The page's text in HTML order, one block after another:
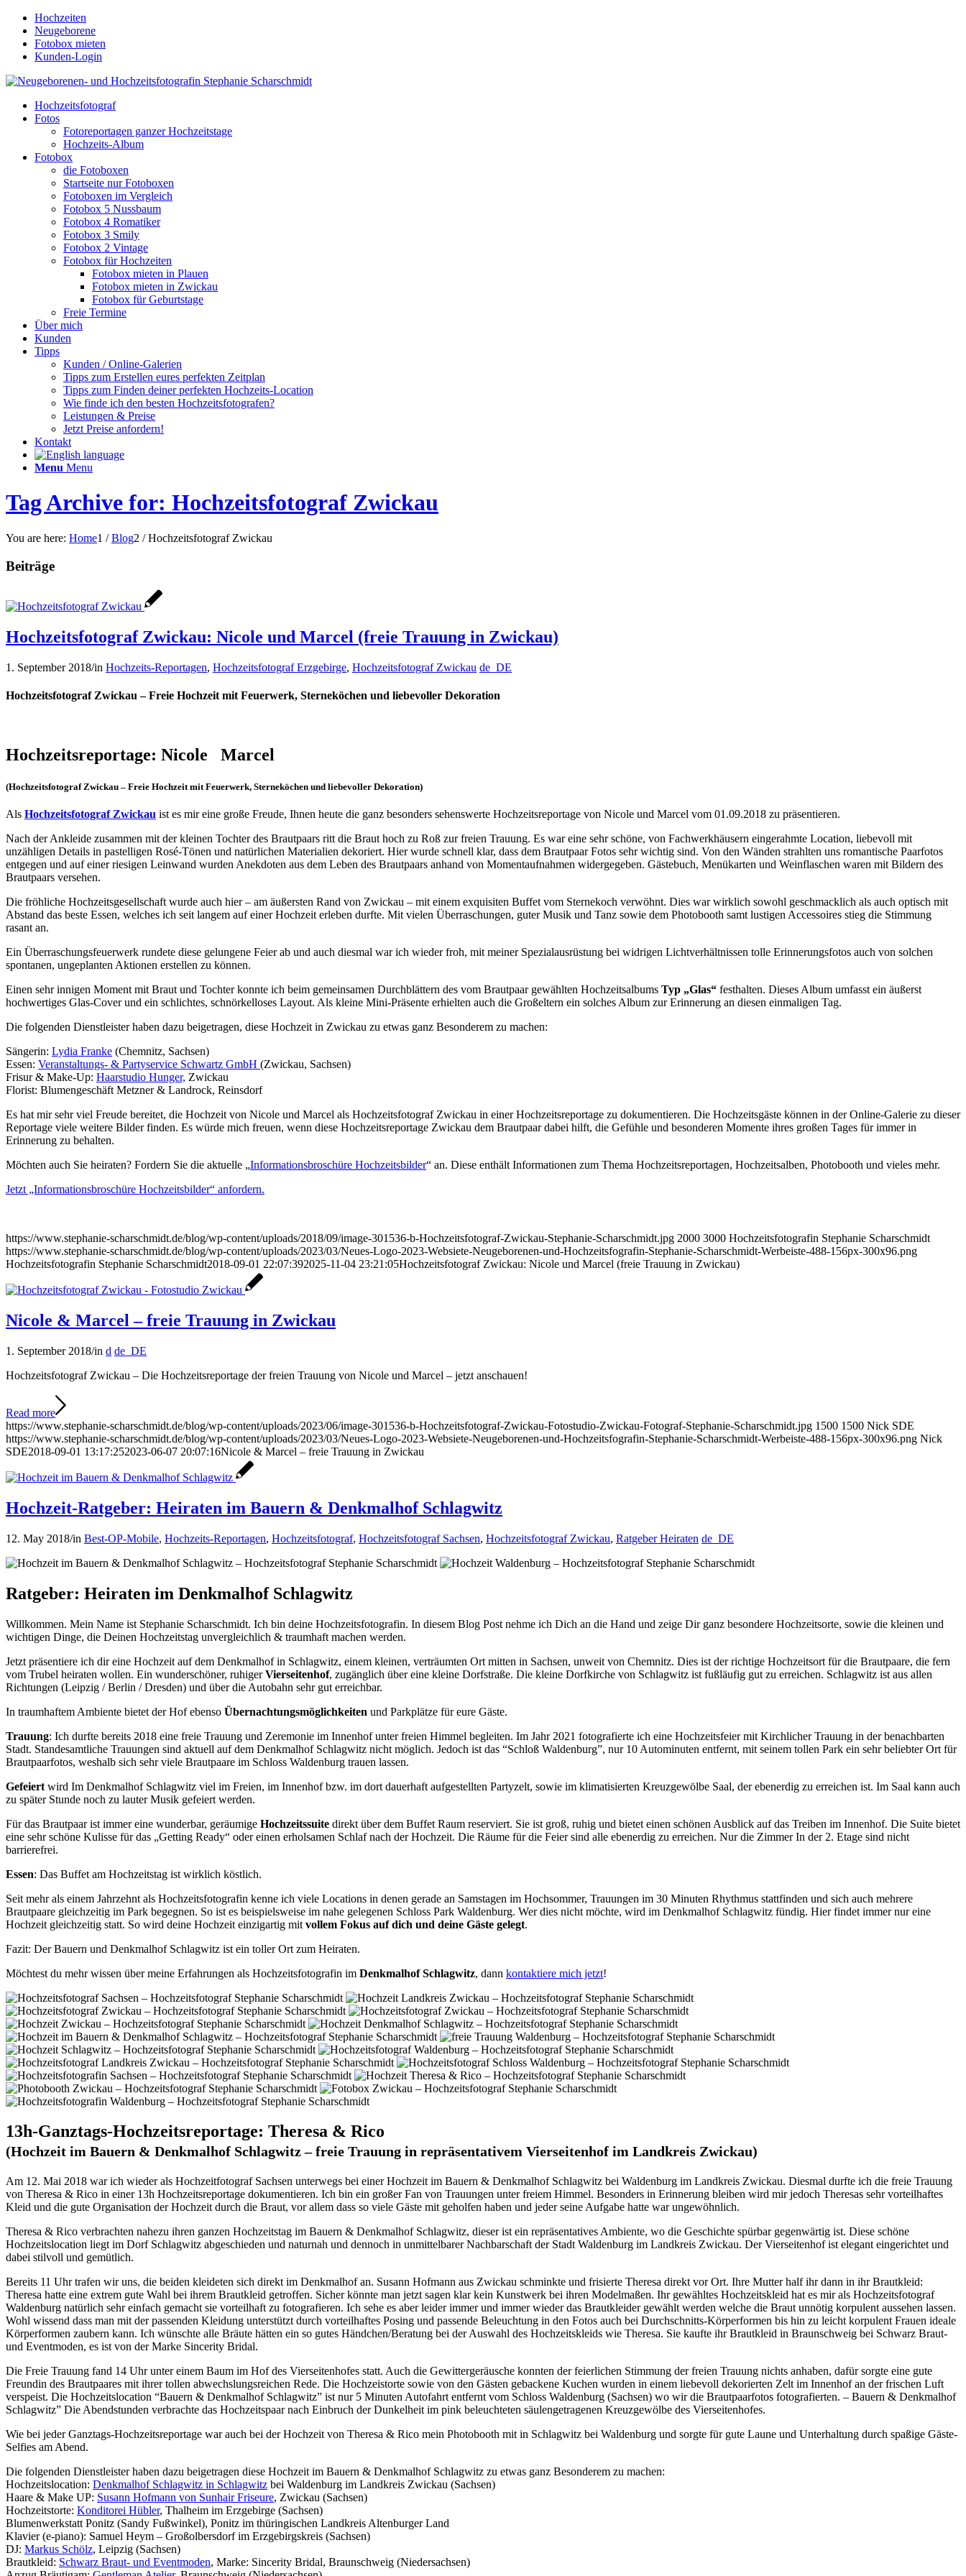
Hochzeiten
Neugeborene
Fotobox mieten
Kunden-Login
Hochzeitsfotograf
Fotos
Fotoreportagen ganzer Hochzeitstage
Hochzeits-Album
Fotobox
die Fotoboxen
Startseite nur Fotoboxen
Fotoboxen im Vergleich
Fotobox 5 Nussbaum
Fotobox 4 Romatiker
Fotobox 3 Smily
Fotobox 2 Vintage
Fotobox für Hochzeiten
Fotobox mieten in Plauen
Fotobox mieten in Zwickau
Fotobox für Geburtstage
Freie Termine
Über mich
Kunden
Tipps
Kunden / Online-Galerien
Tipps zum Erstellen eures perfekten Zeitplan
Tipps zum Finden deiner perfekten Hochzeits-Location
Wie finde ich den besten Hochzeitsfotografen?
Leistungen & Preise
Jetzt Preise anfordern!
Kontakt
Menu Menu
Tag Archive for: Hochzeitsfotograf Zwickau
You are here: Home1 / Blog2 / Hochzeitsfotograf Zwickau
Beiträge
Hochzeitsfotograf Zwickau: Nicole und Marcel (freie Trauung in Zwickau)
1. September 2018/in Hochzeits-Reportagen, Hochzeitsfotograf Erzgebirge, Hochzeitsfotograf Zwickau de_DE
Hochzeitsfotograf Zwickau – Freie Hochzeit mit Feuerwerk, Sterneköchen und liebevoller Dekoration
Hochzeitsreportage: Nicole Marcel
(Hochzeitsfotograf Zwickau – Freie Hochzeit mit Feuerwerk, Sterneköchen und liebevoller Dekoration)
Als Hochzeitsfotograf Zwickau ist es mir eine große Freude, Ihnen heute die ganz besonders sehenswerte Hochzeitsreportage von Nicole und Marcel vom 01.09.2018 zu präsentieren.
Nach der Ankleide zusammen mit der kleinen Tochter des Brautpaars ritt die Braut hoch zu Roß zur freien Trauung. Es war eine sehr schöne, von Fachwerkhäusern eingerahmte Location, liebevoll mit
unzähligen Details in pastelligen Rosé-Tönen und natürlichen Materialien dekoriert. Hier wurde schnell klar, dass dem Brautpaar Fotos sehr wichtig sind. Von den Wänden strahlten uns romantische Paarfotos
entgegen und auf einer riesigen Leinwand wurden Anekdoten aus dem Leben des Brautpaars anhand von Momentaufnahmen widergegeben. Gästebuch, Menükarten und Weinflaschen waren mit Bildern des
Brautpaars versehen.
Die fröhliche Hochzeitsgesellschaft wurde auch hier – am äußersten Rand von Zwickau – mit einem exquisiten Buffet vom Sternekoch verwöhnt. Dies war wirklich sowohl geschmacklich als auch optisch mit
Abstand das beste Essen, welches ich seit langem auf einer Hochzeit erleben durfte. Mit vielen Überraschungen, guter Musik und Tanz sowie dem Photobooth samt lustigen Accessoires stieg die Stimmung
rasant an.
Ein Überraschungsfeuerwerk rundete diese gelungene Feier ab und auch diesmal war ich wieder froh, mit meiner Spezialausrüstung bei widrigen Lichtverhältnissen tolle Erinnerungsfotos auch von solchen
spontanen, ungeplanten Aktionen erstellen zu können.
Einen sehr innigen Moment mit Braut und Tochter konnte ich beim gemeinsamen Durchblättern des vom Brautpaar gewählten Hochzeitsalbums Typ „Glas“ festhalten. Dieses Album umfasst ein äußerst
hochwertiges Glas-Cover und ein schlichtes, schnörkelloses Layout. Als kleine Mini-Präsente erhielten auch die Großeltern ein solches Album zur Erinnerung an diesen einmaligen Tag.
Die folgenden Dienstleister haben dazu beigetragen, diese Hochzeit in Zwickau zu etwas ganz Besonderem zu machen:
Sängerin: Lydia Franke (Chemnitz, Sachsen)
Essen: Veranstaltungs- & Partyservice Schwartz GmbH (Zwickau, Sachsen)
Frisur & Make-Up: Haarstudio Hunger, Zwickau
Florist: Blumengeschäft Metzner & Landrock, Reinsdorf
Es hat mir sehr viel Freude bereitet, die Hochzeit von Nicole und Marcel als Hochzeitsfotograf Zwickau in einer Hochzeitsreportage zu dokumentieren. Die Hochzeitsgäste können in der Online-Galerie zu dieser
Reportage viele weitere Bilder finden. Es würde mich freuen, wenn diese Hochzeitsreportage Zwickau dem Brautpaar dabei hilft, die Gefühle und besonderen Momente ihres großen Tages für immer in
Erinnerung zu behalten.
Möchten auch Sie heiraten? Fordern Sie die aktuelle „Informationsbroschüre Hochzeitsbilder“ an. Diese enthält Informationen zum Thema Hochzeitsreportagen, Hochzeitsalben, Photobooth und vieles mehr.
Jetzt „Informationsbroschüre Hochzeitsbilder“ anfordern.
https://www.stephanie-scharschmidt.de/blog/wp-content/uploads/2018/09/image-301536-b-Hochzeitsfotograf-Zwickau-Stephanie-Scharschmidt.jpg 2000 3000 Hochzeitsfotografin Stephanie Scharschmidt
https://www.stephanie-scharschmidt.de/blog/wp-content/uploads/2023/03/Neues-Logo-2023-Websiete-Neugeborenen-und-Hochzeitsfografin-Stephanie-Scharschmidt-Werbeiste-488-156px-300x96.png
Hochzeitsfotografin Stephanie Scharschmidt2018-09-01 22:07:392025-11-04 23:21:05Hochzeitsfotograf Zwickau: Nicole und Marcel (freie Trauung in Zwickau)
Nicole & Marcel – freie Trauung in Zwickau
1. September 2018/in d de_DE
Hochzeitsfotograf Zwickau – Die Hochzeitsreportage der freien Trauung von Nicole und Marcel – jetzt anschauen!
Read more
https://www.stephanie-scharschmidt.de/blog/wp-content/uploads/2023/06/image-301536-b-Hochzeitsfotograf-Zwickau-Fotostudio-Zwickau-Fotograf-Stephanie-Scharschmidt.jpg 1500 1500 Nick SDE
https://www.stephanie-scharschmidt.de/blog/wp-content/uploads/2023/03/Neues-Logo-2023-Websiete-Neugeborenen-und-Hochzeitsfografin-Stephanie-Scharschmidt-Werbeiste-488-156px-300x96.png Nick
SDE2018-09-01 13:17:252023-06-07 20:07:16Nicole & Marcel – freie Trauung in Zwickau
Hochzeit-Ratgeber: Heiraten im Bauern & Denkmalhof Schlagwitz
12. May 2018/in Best-OP-Mobile, Hochzeits-Reportagen, Hochzeitsfotograf, Hochzeitsfotograf Sachsen, Hochzeitsfotograf Zwickau, Ratgeber Heiraten de_DE
Ratgeber: Heiraten im Denkmalhof Schlagwitz
Willkommen. Mein Name ist Stephanie Scharschmidt. Ich bin deine Hochzeitsfotografin. In diesem Blog Post nehme ich Dich an die Hand und zeige Dir ganz besondere Hochzeitsorte, sowie die kleinen und
wichtigen Dinge, die Deinen Hochzeitstag unvergleichlich & traumhaft machen werden.
Jetzt präsentiere ich dir eine Hochzeit auf dem Denkmalhof in Schlagwitz, einem kleinen, verträumten Ort mitten in Sachsen, unweit von Chemnitz. Dies ist der richtige Hochzeitsort für die Brautpaare, die fern
vom Trubel heiraten wollen. Ein wunderschöner, ruhigerVierseitenhof, zugänglich über eine kleine Dorfstraße. Die kleine Dorfkirche von Schlagwitz ist fußläufig gut zu erreichen. Schlagwitz ist aus allen
Richtungen (Leipzig / Berlin / Dresden) und über die Autobahn sehr gut erreichbar.
In traumhaftem Ambiente bietet der Hof ebenso Übernachtungsmöglichkeiten und Parkplätze für eure Gäste.
Trauung: Ich durfte bereits 2018 eine freie Trauung und Zeremonie im Innenhof unter freien Himmel begleiten. Im Jahr 2021 fotografierte ich eine Hochzeitsfeier mit Kirchlicher Trauung in der benachbarten
Stadt. Standesamtliche Trauungen sind aktuell auf dem Denkmalhof Schlagwitz nicht möglich. Jedoch ist das “Schloß Waldenburg”, nur 10 Autominuten entfernt, mit seinem tollen Park ein sehr beliebter Ort für
Brautpaarfotos, weshalb sich sehr viele Brautpaare im Schloss Waldenburg trauen lassen.
Gefeiert wird Im Denkmalhof Schlagwitz viel im Freien, im Innenhof bzw. im dort dauerhaft aufgestellten Partyzelt, sowie im klimatisierten Kreuzgewölbe Saal, der ebenerdig zu erreichen ist. Im Saal kann auch
zu später Stunde noch zu lauter Musik gefeiert werden.
Für das Brautpaar ist immer eine wunderbar, geräumige Hochzeitssuite direkt über dem Buffet Raum reserviert. Sie ist groß, ruhig und bietet einen schönen Ausblick auf das Treiben im Innenhof. Die Suite bietet
eine sehr schöne Kulisse für das „Getting Ready“ oder einen erholsamen Schlaf nach der Hochzeit. Die Räume für die Feier sind alle ebenerdig zu erreichen. Nur die Zimmer In der 2. Etage sind nicht
barrierefrei.
Essen: Das Buffet am Hochzeitstag ist wirklich köstlich.
Seit mehr als einem Jahrzehnt als Hochzeitsfotografin kenne ich viele Locations in denen gerade an Samstagen im Hochsommer, Trauungen im 30 Minuten Rhythmus stattfinden und sich auch mehrere
Brautpaare gleichzeitig im Park begegnen. So ist es beispielsweise im nahe gelegenen Schloss Park Waldenburg. Wer dies nicht möchte, wird im Denkmalhof Schlagwitz fündig. Hier findet immer nur eine
Hochzeit gleichzeitig statt. So wird deine Hochzeit einzigartig mit vollem Fokus auf dich und deine Gäste gelegt.
Fazit: Der Bauern und Denkmalhof Schlagwitz ist ein toller Ort zum Heiraten.
Möchtest du mehr wissen über meine Erfahrungen als Hochzeitsfotografin im Denkmalhof Schlagwitz, dann kontaktiere mich jetzt!
13h-Ganztags-Hochzeitsreportage: Theresa & Rico
(Hochzeit im Bauern & Denkmalhof Schlagwitz – freie Trauung in repräsentativem Vierseitenhof im Landkreis Zwickau)
Am 12. Mai 2018 war ich wieder als Hochzeitfotograf Sachsen unterwegs bei einer Hochzeit im Bauern & Denkmalhof Schlagwitz bei Waldenburg im Landkreis Zwickau. Diesmal durfte ich die freie Trauung
von Theresa & Rico in einer 13h Hochzeitsreportage dokumentieren. Ich bin ein großer Fan von Trauungen unter freiem Himmel. Besonders in Erinnerung bleiben wird mir jedoch Theresas sehr vorteilhaftes
Kleid und die gute Organisation der Hochzeit durch die Braut, vor allem dass so viele Gäste mit geholfen haben und jeder seine Aufgabe hatte war ungewöhnlich.
Theresa & Rico verbrachten nahezu ihren ganzen Hochzeitstag im Bauern & Denkmalhof Schlagwitz, dieser ist ein repräsentatives Ambiente, wo die Geschichte spürbar gegenwärtig ist. Diese schöne
Hochzeitslocation liegt im Dorf Schlagwitz abgeschieden und naturnah und dennoch in unmittelbarer Nachbarschaft der Stadt Waldenburg im Landkreis Zwickau. Der Vierseitenhof ist elegant eingerichtet und
dabei stilvoll und gemütlich.
Bereits 11 Uhr trafen wir uns, die beiden kleideten sich direkt im Denkmalhof an. Susann Hofmann aus Zwickau schminkte und frisierte Theresa direkt vor Ort. Ihre Mutter half ihr dann in ihr Brautkleid:
Theresa hatte eine extrem gute Wahl bei ihrem Brautkleid getroffen. Sicher könnte man jetzt sagen klar kein Kunstwerk bei ihren Modelmaßen. Ihr gewähltes Hochzeitskleid hat es mir als Hochzeitsfotograf
Waldenburg natürlich sehr einfach gemacht sie vorteilhaft zu fotografieren. Ich sehe es aber leider immer und immer wieder das Brautkleider gewählt werden welche die Braut unnötig korpulent aussehen lassen.
Wohl wissend dass man mit der passenden Kleidung unterstützt durch vorteilhaftes Posing und passende Beleuchtung in den Fotos auch bei Durchschnitts-Körperformen bis hin zu leicht korpulent Frauen ideale
Körperformen zaubern kann. Ich wünschte alle Bräute hätten ein so gutes Händchen/Beratung bei der Auswahl des Hochzeitskleids wie Theresa. Sie kaufte ihr Brautkleid in Braunschweig bei Schwarz Braut-
und Eventmoden, es ist von der Marke Sincerity Bridal.
Die Freie Trauung fand 14 Uhr unter einem Baum im Hof des Vierseitenhofes statt. Auch die Gewittergeräusche konnten der feierlichen Stimmung der freien Trauung nichts anhaben, dafür sorgte eine gute
Freundin des Brautpaares mit ihrer tollen abwechslungsreichen Rede. Die Hochzeistorte sowie von den Gästen gebackene Kuchen wurden in einem liebevoll dekorierten Zelt im Innenhof an der frischen Luft
verspeist. Die Hochzeitslocation “Bauern & Denkmalhof Schlagwitz” ist nur 5 Minuten Autofahrt entfernt vom Schloss Waldenburg (Sachsen) wo wir die Brautpaarfotos fotografierten. – Bauern & Denkmalhof
Schlagwitz” Die Abendstunden verbrachte das Hochzeitspaar nach Einbruch der Dunkelheit im pink beleuchteten säulengetragenen Kreuzgewölbe des Vierseitenhofes.
Wie bei jeder Ganztags-Hochzeitsreportage war auch bei der Hochzeit von Theresa & Rico mein Photobooth mit in Schlagwitz bei Waldenburg und sorgte für gute Laune und Unterhaltung durch spaßige Gäste-
Selfies am Abend.
Die folgenden Dienstleister haben dazu beigetragen diese Hochzeit im Bauern & Denkmalhof Schlagwitz zu etwas ganz Besonderem zu machen:
Hochzeitslocation: Denkmalhof Schlagwitz in Schlagwitz bei Waldenburg im Landkreis Zwickau (Sachsen)
Haare & Make UP: Susann Hofmann von Sunhair Friseure, Zwickau (Sachsen)
Hochzeitstorte: Konditorei Hübler, Thalheim im Erzgebirge (Sachsen)
Blumenwerkstatt Ponitz (Sandy Fußwinkel), Ponitz im thüringischen Landkreis Altenburger Land
Klavier (e-piano): Samuel Heym – Großolbersdorf im Erzgebirgskreis (Sachsen)
DJ: Markus Schölz, Leipzig (Sachsen)
Brautkleid: Schwarz Braut- und Eventmoden, Marke: Sincerity Bridal, Braunschweig (Niedersachsen)